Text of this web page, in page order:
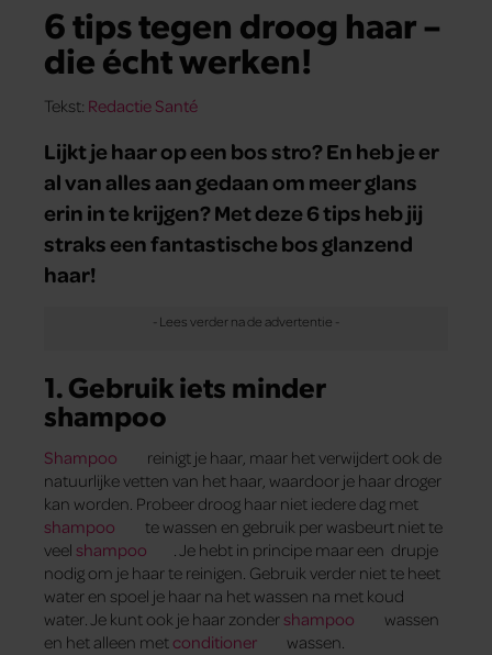
6 tips tegen droog haar –
die écht werken!
Tekst: Redactie Santé
Lijkt je haar op een bos stro? En heb je er
al van alles aan gedaan om meer glans
erin in te krijgen? Met deze 6 tips heb jij
straks een fantastische bos glanzend
haar!
1. Gebruik iets minder
shampoo
Shampoo
reinigt je haar, maar het verwijdert ook de
natuurlijke vetten van het haar, waardoor je haar droger
kan worden. Probeer droog haar niet iedere dag met
shampoo
te wassen en gebruik per wasbeurt niet te
veel shampoo
. Je hebt in principe maar een drupje
nodig om je haar te reinigen. Gebruik verder niet te heet
water en spoel je haar na het wassen na met koud
water. Je kunt ook je haar zondershampoo
wassen
en het alleen metconditioner wassen.